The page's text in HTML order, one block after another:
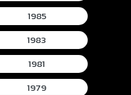
1985
1983
1981
1979